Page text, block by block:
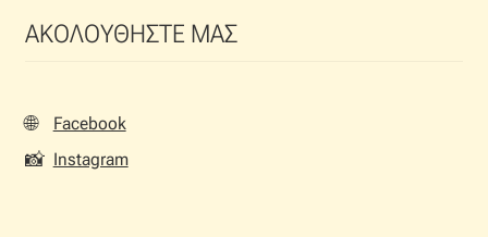
να
σελίδα
του
προϊόντος
ΑΚΟΛΟΥΘΗΣΤΕ ΜΑΣ
🌐 Facebook
📸 Instagram